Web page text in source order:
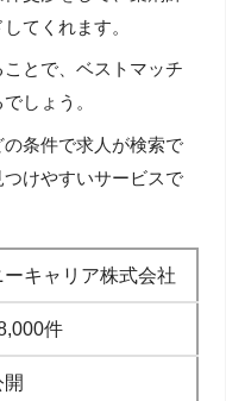
てくれます。
とで、ベストマッチ
しょう。
条件で求人が検索で
けやすいサービスで
ーキャリア株式会社
件
開